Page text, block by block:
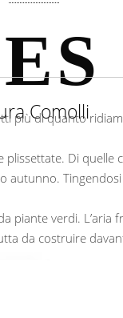
Comolli
più di quanto
plissettate. Di quelle
autunno.
piante verdi. L’aria
da costruire